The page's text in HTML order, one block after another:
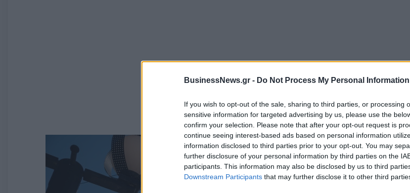
BusinessNews.gr - Do Not Process My Personal Information
If you wish to opt-out of the sale, sharing to third parties, or processing
sensitive information for targeted advertising by us, please use the
confirm your selection. Please note that after your opt-out request is
continue seeing interest-based ads based on personal information
information disclosed to third parties prior to your opt-out. You may
further disclosure of your personal information by third parties on the
participants. This information may also be disclosed by us to third
Downstream Participants that may further disclose it to other third